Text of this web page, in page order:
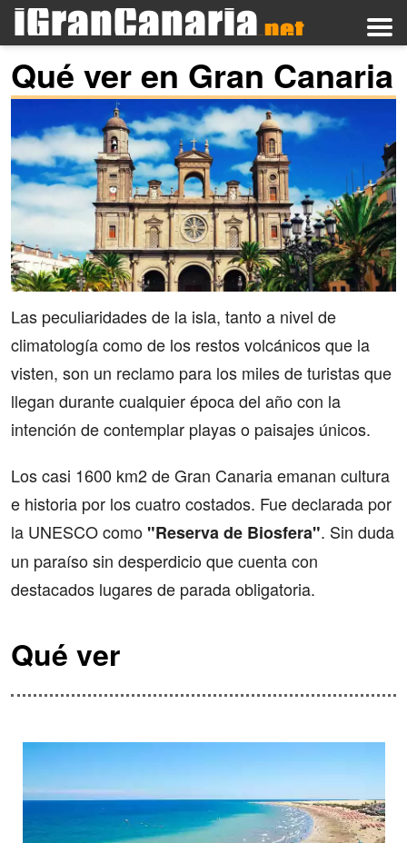
Qué ver en Gran Canaria
Las peculiaridades de la isla, tanto a nivel de
climatología como de los restos volcánicos que la
visten, son un reclamo para los miles de turistas que
llegan durante cualquier época del año con la
intención de contemplar playas o paisajes únicos.
Los casi 1600 km2 de Gran Canaria emanan cultura
e historia por los cuatro costados. Fue declarada por
la UNESCO como"Reserva de Biosfera". Sin duda
un paraíso sin desperdicio que cuenta con
destacados lugares de parada obligatoria.
Qué ver